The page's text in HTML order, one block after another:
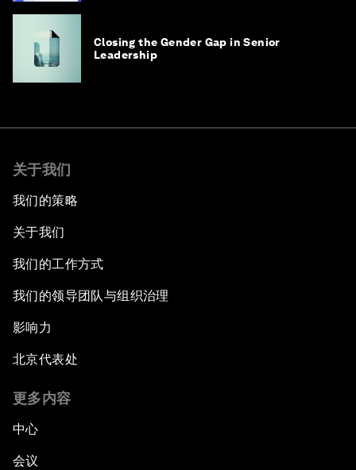
Closing the Gender Gap in Senior
Leadership
关于我们
我们的策略
关于我们
我们的工作方式
我们的领导团队与组织治理
影响力
北京代表处
更多内容
中心
会议